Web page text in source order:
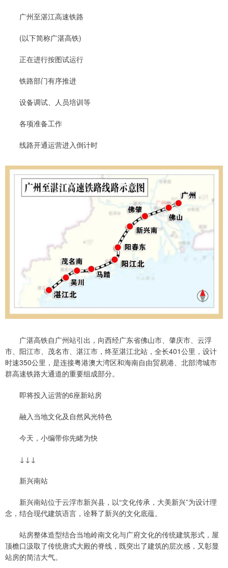
广州至湛江高速铁路
(以下简称广湛高铁)
正在进行按图试运行
铁路部门有序推进
设备调试、人员培训等
各项准备工作
线路开通运营进入倒计时
广湛高铁自广州站引出，向西经广东省佛山市、肇庆市、云浮
市、阳江市、茂名市、湛江市，终至湛江北站，全长401公里，设计
时速350公里，是连接粤港澳大湾区和海南自由贸易港、北部湾城市
群高速铁路大通道的重要组成部分。
即将投入运营的6座新站房
融入当地文化及自然风光特色
今天，小编带你先睹为快
↓↓↓
新兴南站
新兴南站位于云浮市新兴县，以“文化传承，大美新兴”为设计理
念，结合现代建筑语言，诠释了新兴的文化底蕴。
站房整体造型结合当地岭南文化与广府文化的传统建筑形式，屋
顶檐口汲取了传统唐式大殿的脊线，既突出了建筑的层次感，又彰显
站房的简洁大气。